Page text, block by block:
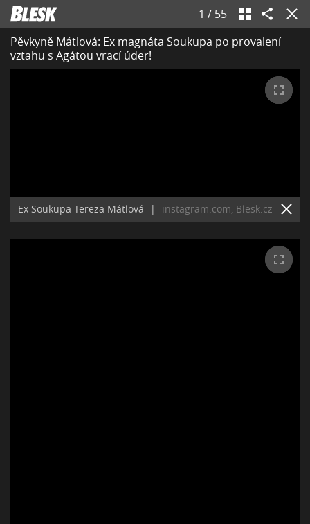
1 / 55
Pěvkyně Mátlová: Ex magnáta Soukupa po provalení
vztahu s Agátou vrací úder!
Ex Soukupa Tereza Mátlová | instagram.com, Blesk.cz